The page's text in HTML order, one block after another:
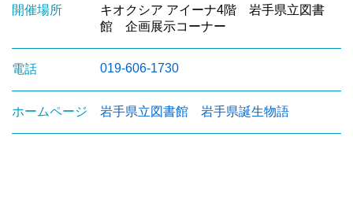
開催場所
キオクシア アイーナ4階 岩手県立図書
館 企画展示コーナー
電話 019-606-1730
ホームページ 岩手県立図書館 岩手県誕生物語